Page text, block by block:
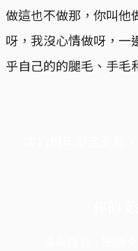
做這也不做那，你叫他
呀，我沒心情做呀，一
乎自己的的腿毛、手